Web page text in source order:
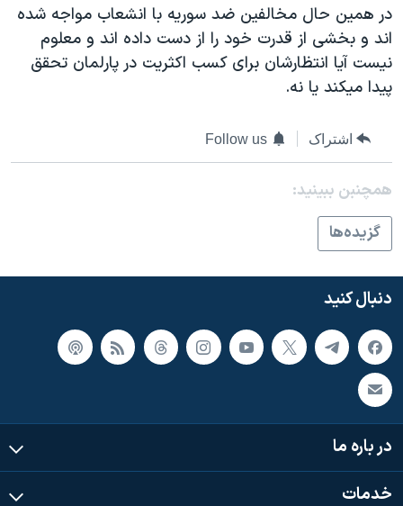
چهل سال گروگان‌گیری
قانون شفافیت دارائی کادر رهبری ایران
اعتراضات مردمی آبان ۹۸
نرگس محمدی برنده جایزه نوبل صلح
صفحه‌های ویژه
سفر پرزیدنت ترامپ به چین
در همين حال مخالفين ضد سوريه با انشعاب مواجه شده
اند و بخشی از قدرت خود را از دست داده اند و معلوم
نيست آيا انتظارشان برای کسب اکثريت در پارلمان تحقق
پيدا ميکند يا نه.
اشتراک Follow us
همچنبن ببینید:
گزيده‌ها
دنبال کنید
در باره ما
خدمات